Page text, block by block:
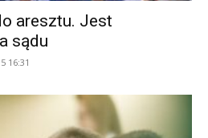
aresztu. Jest
sądu
16:31